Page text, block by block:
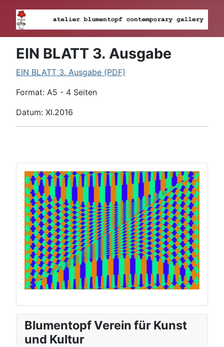
EIN BLATT 3. Ausgabe
EIN BLATT 3. Ausgabe (PDF)
Format: A5 - 4 Seiten
Datum: XI.2016
Blumentopf Verein für Kunst
und Kultur